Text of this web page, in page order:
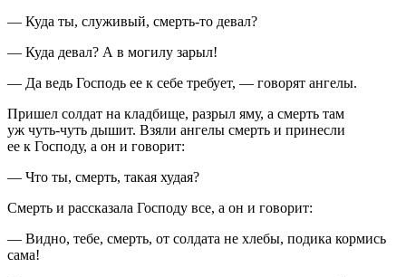
— Куда ты, служивый, смерть-то девал?
— Куда девал? А в могилу зарыл!
— Да ведь Господь ее к себе требует, — говорят ангелы.
Пришел солдат на кладбище, разрыл яму, а смерть там
уж чуть-чуть дышит. Взяли ангелы смерть и принесли
ее к Господу, а он и говорит:
— Что ты, смерть, такая худая?
Смерть и рассказала Господу все, а он и говорит:
— Видно, тебе, смерть, от солдата не хлебы, подика кормись
сама!